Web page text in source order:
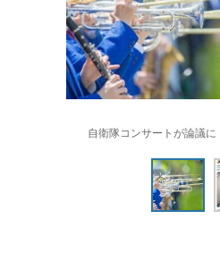
自衛隊コンサートが論議に